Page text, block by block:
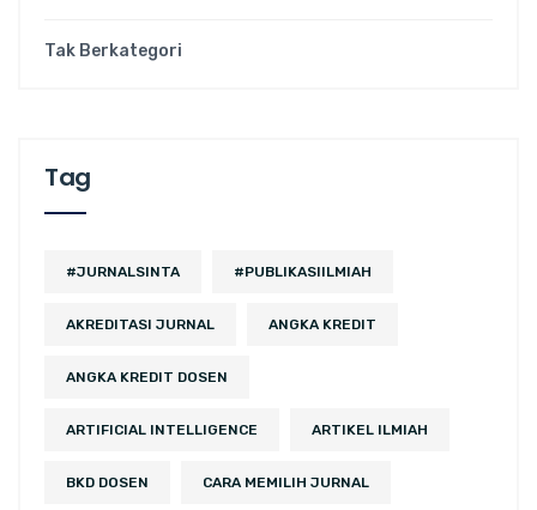
Tak Berkategori
Tag
#JURNALSINTA #PUBLIKASIILMIAH
AKREDITASI JURNAL ANGKA KREDIT
ANGKA KREDIT DOSEN
ARTIFICIAL INTELLIGENCE ARTIKEL ILMIAH
BKD DOSEN CARA MEMILIH JURNAL